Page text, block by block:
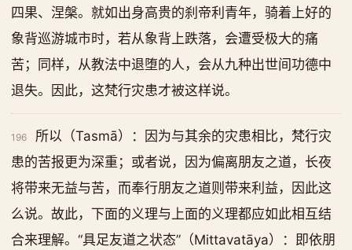
四果、涅槃。就如出身高贵的刹帝利青年，骑着上好的
象背巡游城市时，若从象背上跌落，会遭受极大的痛
苦；同样，从教法中退堕的人，会从九种出世间功德中
退失。因此，这梵行灾患才被这样说。
196
所以（Tasmā）：因为与其余的灾患相比，梵行灾
患的苦报更为深重；或者说，因为偏离朋友之道，长夜
将带来无益与苦，而奉行朋友之道则带来利益，因此这
么说。故此，下面的义理与上面的义理都应如此相互结
合来理解。“具足友道之状态”（Mittavatāya）：即依朋